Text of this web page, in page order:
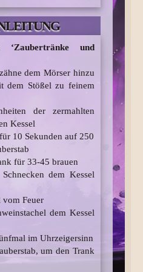
und
dem Mörser hinzu
dem Stößel zu feinem
der zermahlten
Kessel
10 Sekunden auf 250
für 33-45 brauen
dem Kessel
vom Feuer
dem Kessel
im Uhrzeigersinn
um den Trank